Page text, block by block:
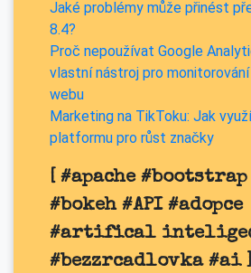
Jaké problémy může přinést
8.4?
Proč nepoužívat Google
vlastní nástroj pro
webu
Marketing na TikToku: Jak
platformu pro růst značky
[ #apache #bootstrap
#bokeh #API #adopce
#artifical
#bezzrcadlovka #ai]